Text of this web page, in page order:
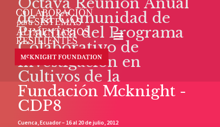
de la Comunidad de
Práctica del Programa
Colaborativo de
Investigación en
Cultivos de la
Fundación Mcknight -
CDP8
Cuenca, Ecuador – 16 al 20 de julio, 2012